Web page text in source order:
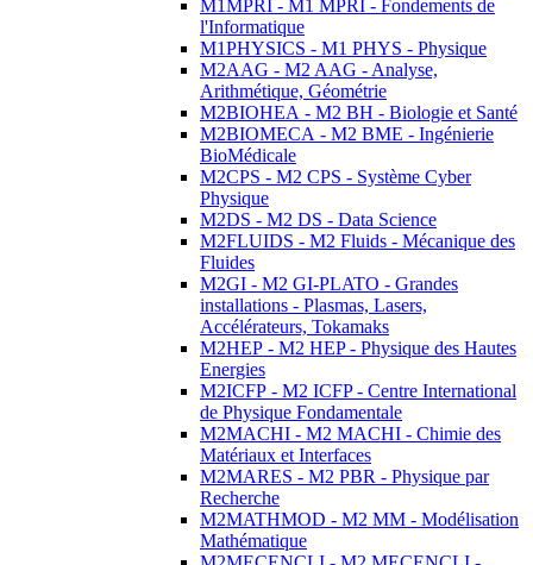
M1MPRI - M1 MPRI - Fondements de
l'Informatique
M1PHYSICS - M1 PHYS - Physique
M2AAG - M2 AAG - Analyse,
Arithmétique, Géométrie
M2BIOHEA - M2 BH - Biologie et Santé
M2BIOMECA - M2 BME - Ingénierie
BioMédicale
M2CPS - M2 CPS - Système Cyber
Physique
M2DS - M2 DS - Data Science
M2FLUIDS - M2 Fluids - Mécanique des
Fluides
M2GI - M2 GI-PLATO - Grandes
installations - Plasmas, Lasers,
Accélérateurs, Tokamaks
M2HEP - M2 HEP - Physique des Hautes
Energies
M2ICFP - M2 ICFP - Centre International
de Physique Fondamentale
M2MACHI - M2 MACHI - Chimie des
Matériaux et Interfaces
M2MARES - M2 PBR - Physique par
Recherche
M2MATHMOD - M2 MM - Modélisation
Mathématique